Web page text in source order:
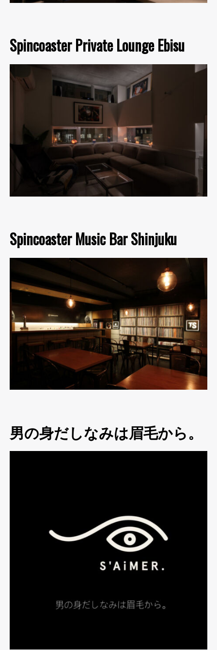
Spincoaster Private Lounge Ebisu
Spincoaster Music Bar Shinjuku
男の身だしなみは眉毛から。